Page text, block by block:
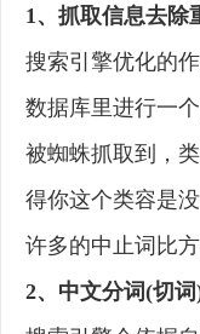
1、抓取信息去除
搜索引擎优化的
数据库里进行一
被蜘蛛抓取到，
得你这个类容是
许多的中止词比
2、中文分词(切